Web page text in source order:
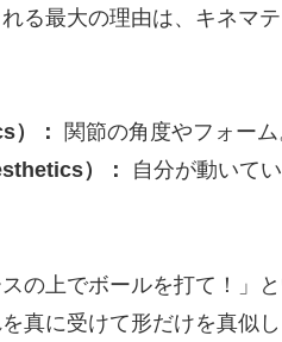
る最大の理由は、キネマ
）：
関節の角度やフォー
）：
自分が動いて
の上でボールを打て！」
真に受けて形だけを真似